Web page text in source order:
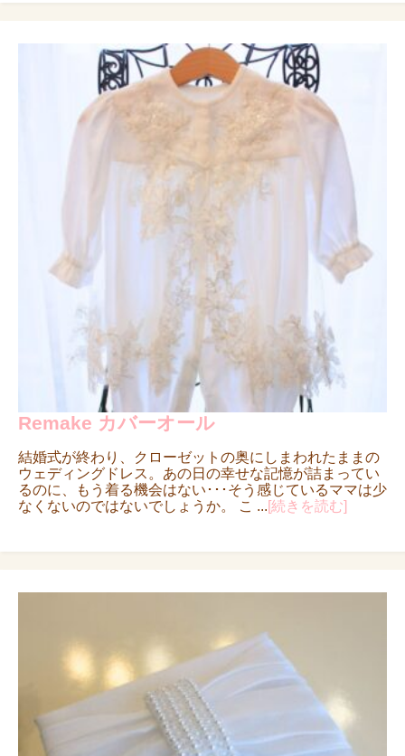
Remake カバーオール
結婚式が終わり、クローゼットの奥にしまわれたままの
ウェディングドレス。あの日の幸せな記憶が詰まってい
るのに、もう着る機会はない･･･そう感じているママは少
なくないのではないでしょうか。 こ ...[続きを読む]